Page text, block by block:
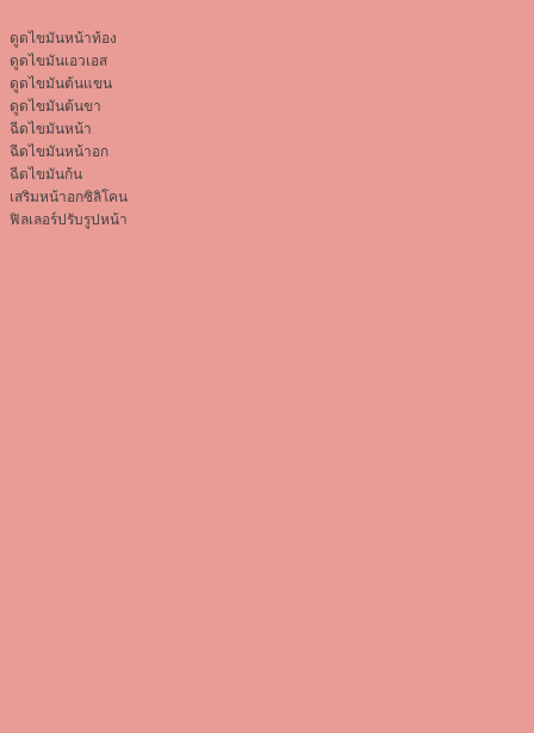
ดูดไขมันหน้าท้อง
ดูดไขมันเอวเอส
ดูดไขมันต้นแขน
ดูดไขมันต้นขา
ฉีดไขมันหน้า
ฉีดไขมันหน้าอก
ฉีดไขมันก้น
เสริมหน้าอกซิลิโคน
ฟิลเลอร์ปรับรูปหน้า